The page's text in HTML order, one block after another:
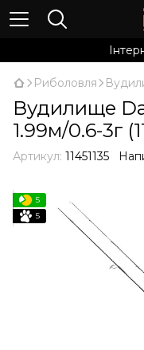
Риболовля
Вудилище
1.99м/0.6-3г
Артикул: 11451135
5
5